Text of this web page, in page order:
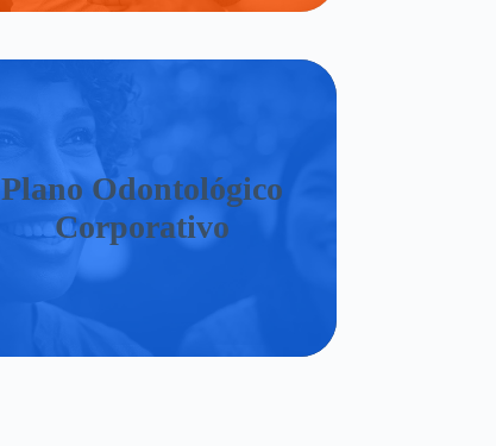
Plano Odontológico
Corporativo